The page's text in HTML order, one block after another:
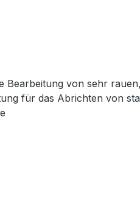
Bearbeitung von sehr
für das Abrichten von